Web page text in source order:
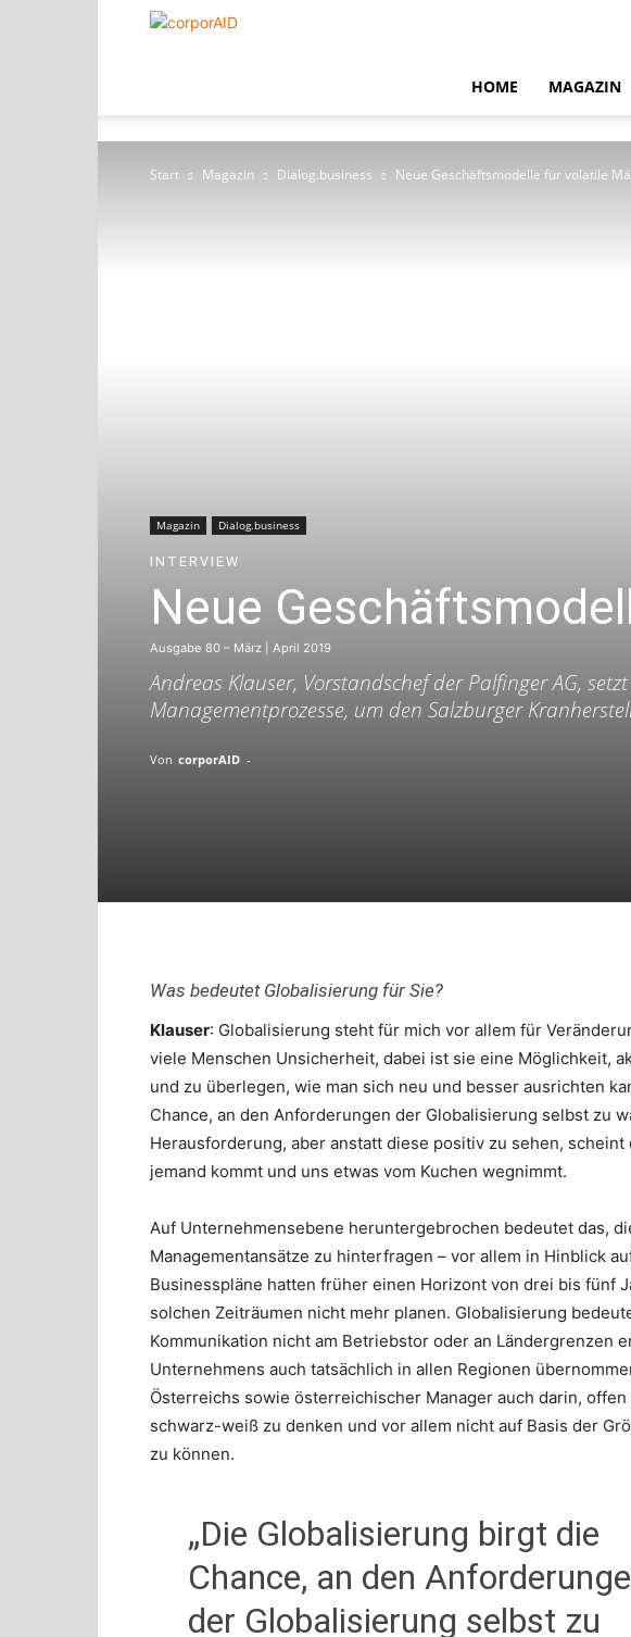
corporAID
HOME MAGAZIN
Start Magazin Dialog.business Neue Geschäftsmodelle für volatile
Magazin Dialog.business
INTERVIEW
Neue
Ausgabe 80 – März | April 2019
Andreas Klauser, Vorstandschef der Palfinger AG,
Managementprozesse, um den Salzburger
Von corporAID -
Was bedeutet Globalisierung für Sie?
Klauser: Globalisierung steht für mich vor allem für
viele Menschen Unsicherheit, dabei ist sie eine Möglichkeit,
und zu überlegen, wie man sich neu und besser ausrichten
Chance, an den Anforderungen der Globalisierung selbst zu
Herausforderung, aber anstatt diese positiv zu sehen, scheint
jemand kommt und uns etwas vom Kuchen wegnimmt.
Auf Unternehmensebene heruntergebrochen bedeutet das,
Managementansätze zu hinterfragen – vor allem in Hinblick
Businesspläne hatten früher einen Horizont von drei bis fünf
solchen Zeiträumen nicht mehr planen. Globalisierung
Kommunikation nicht am Betriebstor oder an Ländergrenzen
Unternehmens auch tatsächlich in allen Regionen
Österreichs sowie österreichischer Manager auch darin,
schwarz-weiß zu denken und vor allem nicht auf Basis der
zu können.
„Die Globalisierung birgt die
Chance, an den
der Globalisierung selbst zu